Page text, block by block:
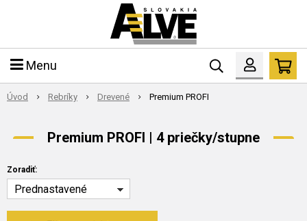
Menu
Úvod Rebríky Drevené Premium PROFI
Premium PROFI | 4 priečky/stupne
Zoradiť:
Prednastavené